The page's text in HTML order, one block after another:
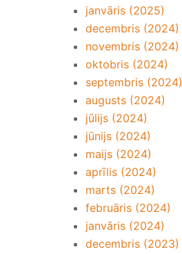
janvāris (2025)
decembris (2024)
novembris (2024)
oktobris (2024)
septembris (2024)
augusts (2024)
jūlijs (2024)
jūnijs (2024)
maijs (2024)
aprīlis (2024)
marts (2024)
februāris (2024)
janvāris (2024)
decembris (2023)